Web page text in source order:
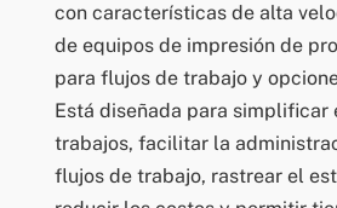
con características de alta
de equipos de impresión de
para flujos de trabajo y
Está diseñada para simplificar
trabajos, facilitar la
flujos de trabajo, rastrear el